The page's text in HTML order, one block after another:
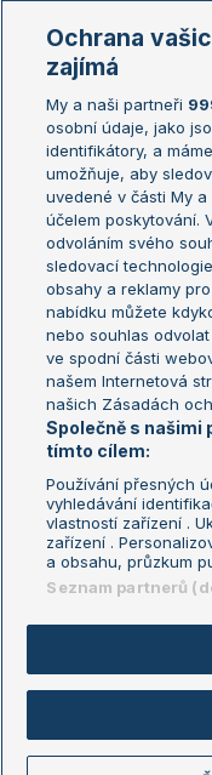
Žebříčky
Žebříček ATP (muži)
Žebříček WTA (ženy)
Sázkařský žebříček
Aktualní trendy
Fotbalové přestupy
Livesport Daily
LS Prague Open
Podmínky užití
GDPR a žurnalistika
Kontakt
Copyright © 2008-2026
Ochrana
zajímá
My a naši partneři
osobní údaje, jako
identifikátory, a
umožňuje, aby
uvedené v části My
účelem poskytování.
odvoláním svého
sledovací
obsahy a reklamy
nabídku můžete
nebo souhlas
ve spodní části
našem Internetová
našich Zásadách
Společně s našimi
tímto cílem:
Používání přesných
vyhledávání
vlastností zařízení .
zařízení .
a obsahu, průzkum
Seznam partnerů